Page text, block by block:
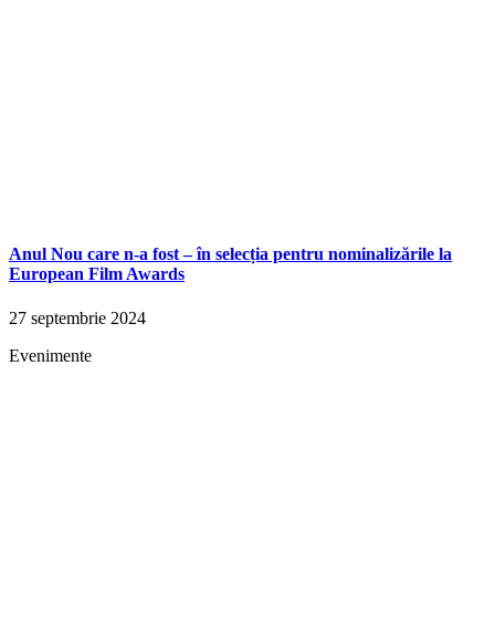
Anul Nou care n-a fost – în selecția pentru nominalizările la
European Film Awards
27 septembrie 2024
Evenimente